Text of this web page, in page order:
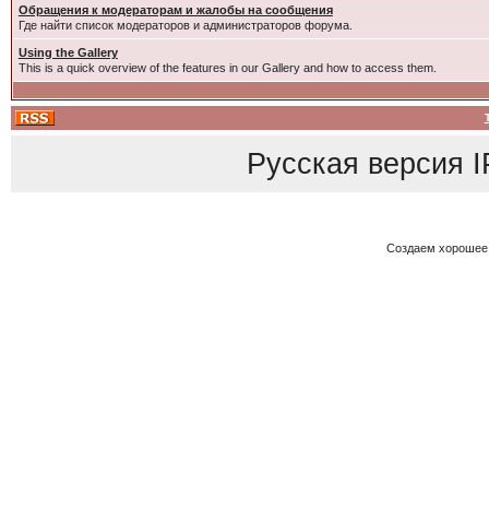
Обращения к модераторам и жалобы на сообщения
Где найти список модераторов и администраторов форума.
Using the Gallery
This is a quick overview of the features in our Gallery and how to access them.
Русская версия
Создаем